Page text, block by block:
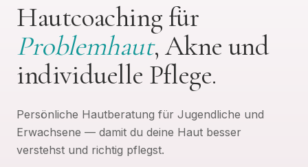
Hautcoaching für
Problemhaut, Akne und
individuelle Pflege.
Persönliche Hautberatung für Jugendliche und
Erwachsene — damit du deine Haut besser
verstehst und richtig pflegst.